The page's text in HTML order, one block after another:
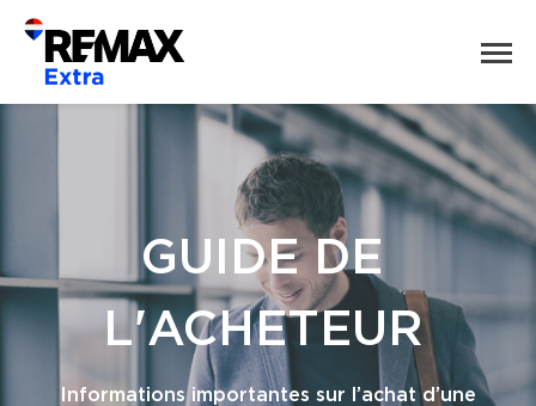
GUIDE DE
L'ACHETEUR
Informations importantes sur l’achat d’une